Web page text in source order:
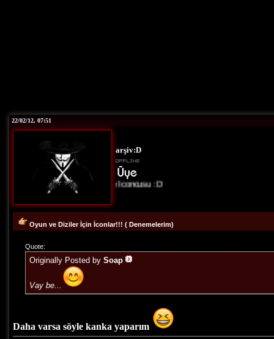
22/02/12, 07:51
arşiv:D
Site İconcusu :D
Oyun ve Diziler İçin İconlar!!! ( Denemelerim)
Quote:
Originally Posted by Soap
Vay be...
Daha varsa söyle kanka yaparım